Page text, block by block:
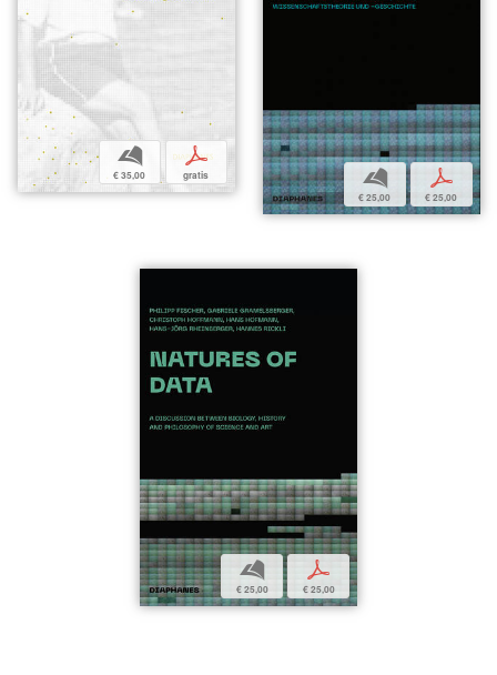
b
€ 35,00
p
gratis b
€ 25,00
p
€ 25,00
b
€ 25,00
p
€ 25,00